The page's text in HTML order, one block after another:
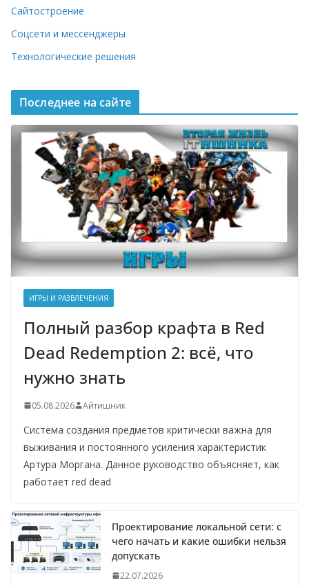
Сайтостроение
Соцсети и мессенджеры
Технологические решения
Последнее на сайте
ИГРЫ И РАЗВЛЕЧЕНИЯ
Полный разбор крафта в Red
Dead Redemption 2: всё, что
нужно знать
05.08.2026 Айтишник
Система создания предметов критически важна для
выживания и постоянного усиления характеристик
Артура Моргана. Данное руководство объясняет, как
работает red dead
Проектирование локальной сети: с
чего начать и какие ошибки нельзя
допускать
22.07.2026